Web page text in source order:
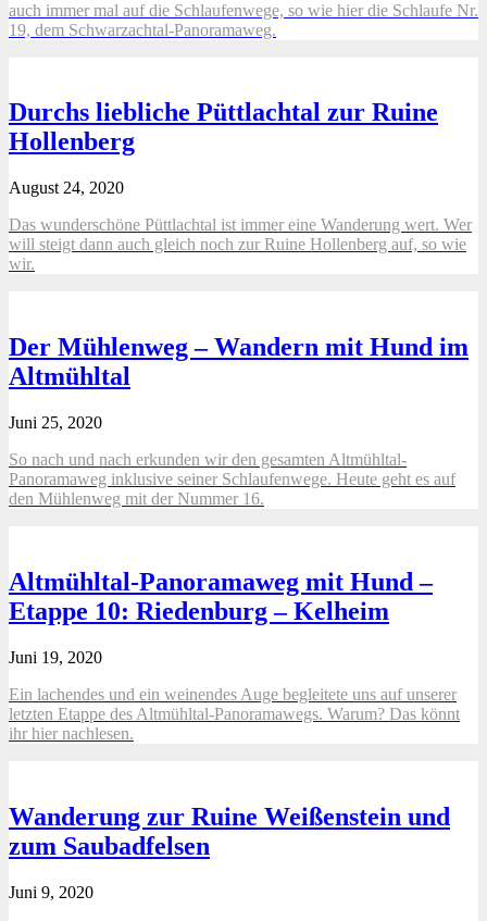
auch immer mal auf die Schlaufenwege, so wie hier die Schlaufe Nr.
19, dem Schwarzachtal-Panoramaweg.
Durchs liebliche Püttlachtal zur Ruine
Hollenberg
August 24, 2020
Das wunderschöne Püttlachtal ist immer eine Wanderung wert. Wer
will steigt dann auch gleich noch zur Ruine Hollenberg auf, so wie
wir.
Der Mühlenweg – Wandern mit Hund im
Altmühltal
Juni 25, 2020
So nach und nach erkunden wir den gesamten Altmühltal-
Panoramaweg inklusive seiner Schlaufenwege. Heute geht es auf
den Mühlenweg mit der Nummer 16.
Altmühltal-Panoramaweg mit Hund –
Etappe 10: Riedenburg – Kelheim
Juni 19, 2020
Ein lachendes und ein weinendes Auge begleitete uns auf unserer
letzten Etappe des Altmühltal-Panoramawegs. Warum? Das könnt
ihr hier nachlesen.
Wanderung zur Ruine Weißenstein und
zum Saubadfelsen
Juni 9, 2020